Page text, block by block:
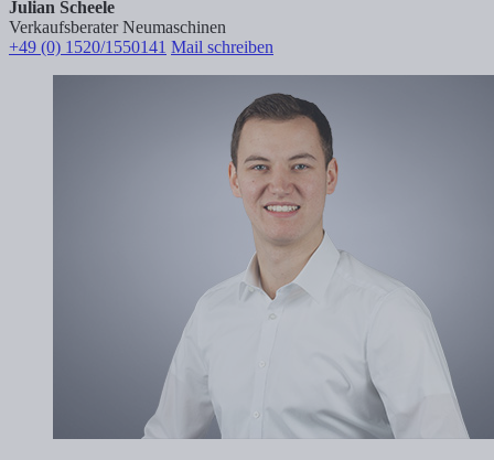
Julian Scheele
Verkaufsberater Neumaschinen
+49 (0) 1520/1550141 Mail schreiben